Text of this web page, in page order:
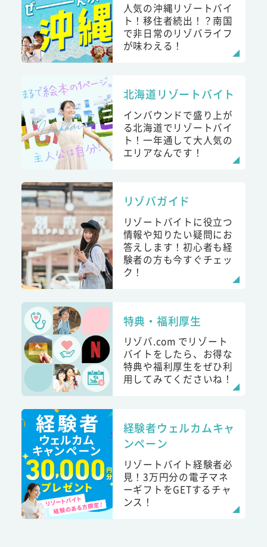
人気の沖縄リゾートバイ
ト！移住者続出！？南国
で非日常のリゾバライフ
が味わえる！
北海道リゾートバイト
インバウンドで盛り上が
る北海道でリゾートバイ
ト！一年通して大人気の
エリアなんです！
リゾバガイド
リゾートバイトに役立つ
情報や知りたい疑問にお
答えします！初心者も経
験者の方も今すぐチェッ
ク！
特典・福利厚生
リゾバ.com でリゾート
バイトをしたら、お得な
特典や福利厚生をぜひ利
用してみてくださいね！
経験者ウェルカムキャ
ンペーン
リゾートバイト経験者必
見！3万円分の電子マネ
ーギフトをGETするチャ
ンス！